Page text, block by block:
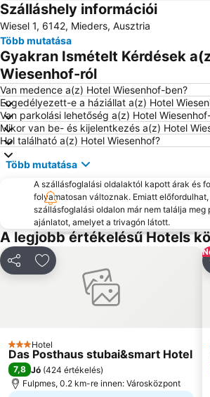
Aqua-Dome
Eibsee
Hochzeiger Pitztal
Bergisel
Goldenes Dachl
Top Quality Skiing
Maria-Theresien-Straße
Skigebiet
Erlebnisschwimmbad Schwaz
Berghof
Bahnhof Mayrhofen im Zillertal
See
Szálláshely információi
Wiesel 1, 6142, Mieders, Ausztria
Több mutatása
Gyakran Ismételt Kérdések
Wiesenhof-ról
Van medence a(z) Hotel Wiesenhof-ben?
Engedélyezett-e a háziállat a(z) Hotel
Van parkolási lehetőség a(z) Hotel
Mikor van be- és kijelentkezés a(z) Hotel
Hol található a(z) Hotel Wiesenhof?
Több mutatása
A szállásfoglalási oldalaktól kapott árak és
folyamatosan változnak. Emiatt előfordulhat,
szállásfoglalási oldalon már nem találja meg
ajánlatot, amelyet a trivagón látott.
A legjobb értékelésű Hotels
MegosztásHozzáadás a kedvencekhez
3 Kategória
Hotel
Das Posthaus stubai&smart Hotel
7,8 Jó (424 értékelés)
Fulpmes, 0.2 km-re innen: Városközpont